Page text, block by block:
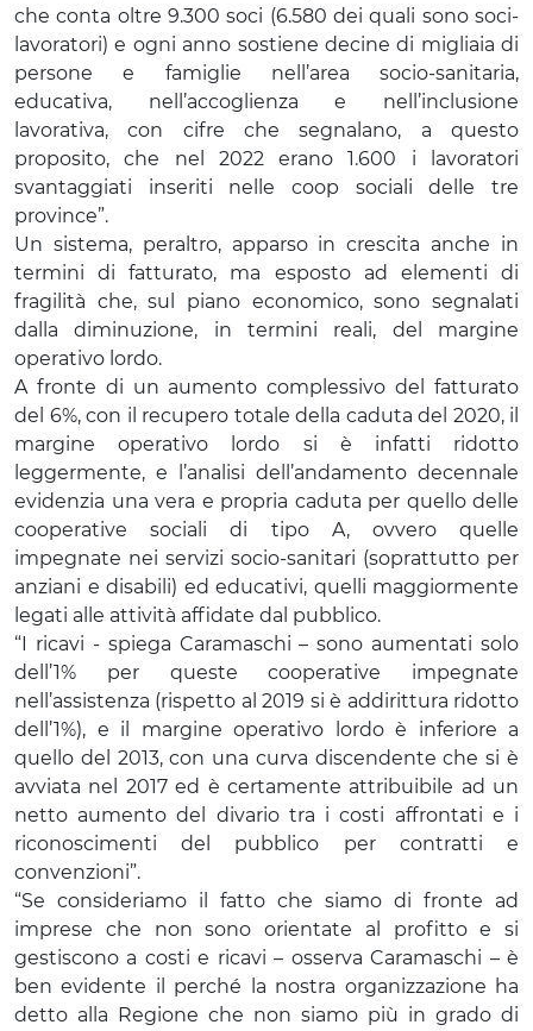
che conta oltre 9.300 soci (6.580 dei quali sono soci-
lavoratori) e ogni anno sostiene decine di migliaia di
persone e famiglie nell’area socio-sanitaria,
educativa, nell’accoglienza e nell’inclusione
lavorativa, con cifre che segnalano, a questo
proposito, che nel 2022 erano 1.600 i lavoratori
svantaggiati inseriti nelle coop sociali delle tre
province”.
Un sistema, peraltro, apparso in crescita anche in
termini di fatturato, ma esposto ad elementi di
fragilità che, sul piano economico, sono segnalati
dalla diminuzione, in termini reali, del margine
operativo lordo.
A fronte di un aumento complessivo del fatturato
del 6%, con il recupero totale della caduta del 2020, il
margine operativo lordo si è infatti ridotto
leggermente, e l’analisi dell’andamento decennale
evidenzia una vera e propria caduta per quello delle
cooperative sociali di tipo A, ovvero quelle
impegnate nei servizi socio-sanitari (soprattutto per
anziani e disabili) ed educativi, quelli maggiormente
legati alle attività affidate dal pubblico.
“I ricavi - spiega Caramaschi – sono aumentati solo
dell’1% per queste cooperative impegnate
nell’assistenza (rispetto al 2019 si è addirittura ridotto
dell’1%), e il margine operativo lordo è inferiore a
quello del 2013, con una curva discendente che si è
avviata nel 2017 ed è certamente attribuibile ad un
netto aumento del divario tra i costi affrontati e i
riconoscimenti del pubblico per contratti e
convenzioni”.
“Se consideriamo il fatto che siamo di fronte ad
imprese che non sono orientate al profitto e si
gestiscono a costi e ricavi – osserva Caramaschi – è
ben evidente il perché la nostra organizzazione ha
detto alla Regione che non siamo più in grado di